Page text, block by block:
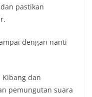
pastikan
dengan nanti
Kibang dan
pemungutan suara